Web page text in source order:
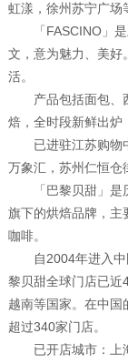
虹漾，徐州苏宁广场
「FASCINO」是
文，意为魅力、美好
活。
产品包括面包、西
焙，全时段新鲜出炉
已进驻江苏购物中
万象汇，苏州仁恒仓
「巴黎贝甜」是历
旗下的烘焙品牌，主
咖啡。
自2004年进入中
黎贝甜全球门店已近
越南等国家。在中国
超过340家门店。
已开店城市：上海